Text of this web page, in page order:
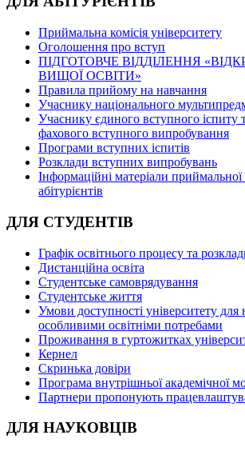
Приймальна комісія університету
Оголошення про вступ
ПІДГОТОВЧЕ ВІДДІЛЕННЯ
ВИЩОЇ ОСВІТИ»
Правила прийому на навчання
Учаснику національного
Учаснику єдиного вступного іспиту
фахового вступного випробування
Програми вступних іспитів
Розклади вступних випробувань
Інформаційні матеріали приймальної
абітурієнтів
ДЛЯ СТУДЕНТІВ
Графік освітнього процесу та
Дистанційна освіта
Студентське самоврядування
Студентське життя
Умови доступності університету для
особливими освітніми потребами
Проживання в гуртожитках
Кернел
Скринька довіри
Програма внутрішньої академічної
Партнери пропонують
ДЛЯ НАУКОВЦІВ